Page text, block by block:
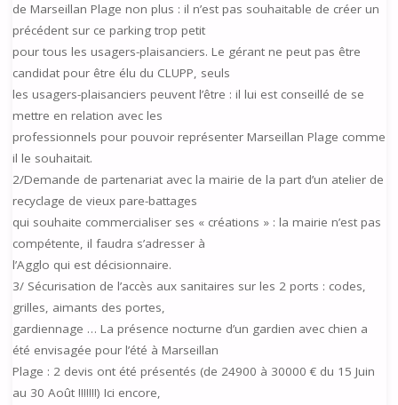
de Marseillan Plage non plus : il n’est pas souhaitable de créer un
précédent sur ce parking trop petit
pour tous les usagers-plaisanciers. Le gérant ne peut pas être
candidat pour être élu du CLUPP, seuls
les usagers-plaisanciers peuvent l’être : il lui est conseillé de se
mettre en relation avec les
professionnels pour pouvoir représenter Marseillan Plage comme
il le souhaitait.
2/Demande de partenariat avec la mairie de la part d’un atelier de
recyclage de vieux pare-battages
qui souhaite commercialiser ses « créations » : la mairie n’est pas
compétente, il faudra s’adresser à
l’Agglo qui est décisionnaire.
3/ Sécurisation de l’accès aux sanitaires sur les 2 ports : codes,
grilles, aimants des portes,
gardiennage … La présence nocturne d’un gardien avec chien a
été envisagée pour l’été à Marseillan
Plage : 2 devis ont été présentés (de 24900 à 30000 € du 15 Juin
au 30 Août !!!!!!!) Ici encore,